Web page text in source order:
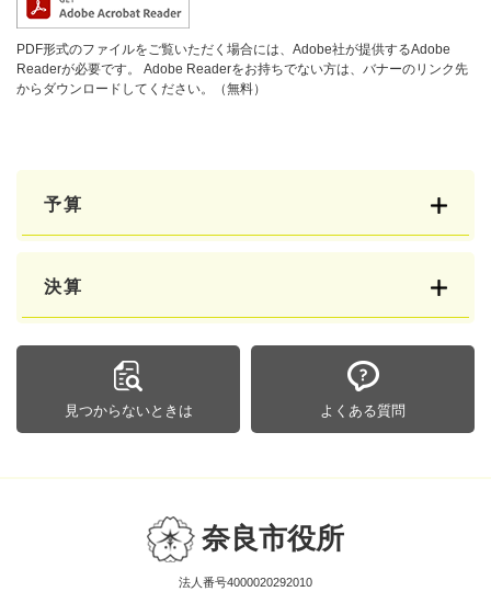
PDF形式のファイルをご覧いただく場合には、Adobe社が提供するAdobe
Readerが必要です。
Adobe Readerをお持ちでない方は、バナーのリンク先
からダウンロードしてください。（無料）
予算
決算
見つからないときは よくある質問
奈良市役所
法人番号4000020292010